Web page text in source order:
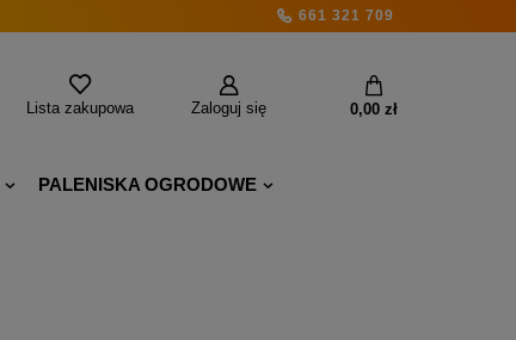
661 321 709
Zaloguj się
Lista zakupowa 0,00 zł
PALENISKA OGRODOWE